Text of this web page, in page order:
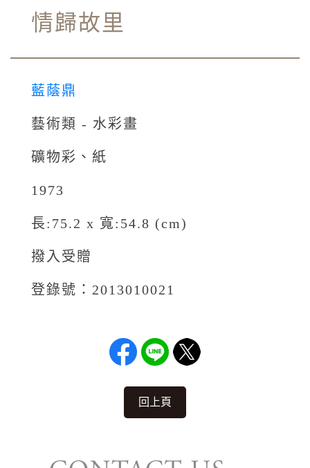
情歸故里
藍蔭鼎
藝術類 - 水彩畫
礦物彩、紙
1973
長:75.2 x 寬:54.8 (cm)
撥入受贈
登錄號：2013010021
回上頁